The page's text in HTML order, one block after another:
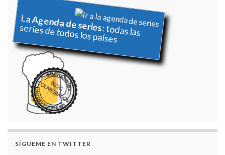
LaAgenda de series: todas las
series de todos los países
SÍGUEME EN TWITTER